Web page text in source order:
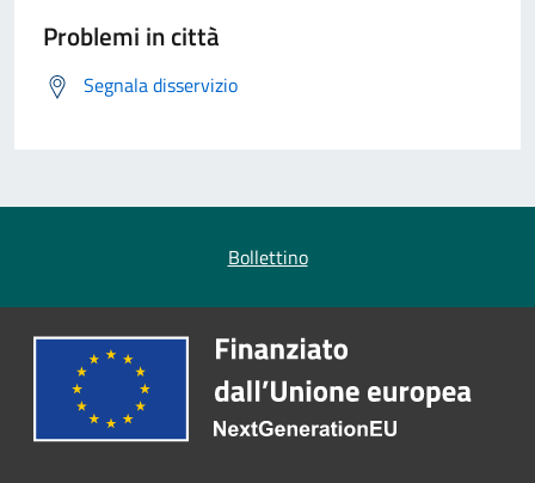
Problemi in città
Segnala disservizio
Bollettino